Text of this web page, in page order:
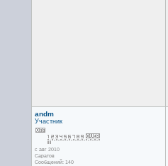
andm
Участник
с авг 2010
Саратов
Сообщений: 140